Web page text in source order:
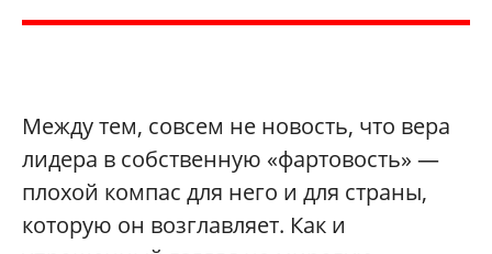
Между тем, совсем не новость, что вера
лидера в собственную «фартовость» —
плохой компас для него и для страны,
которую он возглавляет. Как и